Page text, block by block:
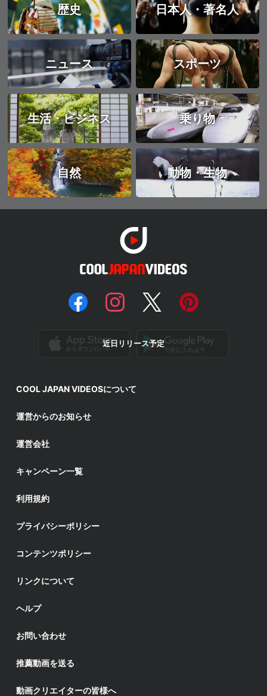
歴史 日本人・著名人
ニュース スポーツ
生活・ビジネス 乗り物
自然 動物・生物
近日リリース予定
COOL JAPAN VIDEOSについて
運営からのお知らせ
運営会社
キャンペーン一覧
利用規約
プライバシーポリシー
コンテンツポリシー
リンクについて
ヘルプ
お問い合わせ
推薦動画を送る
動画クリエイターの皆様へ